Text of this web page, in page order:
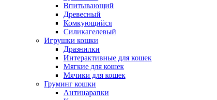
Впитывающий
Древесный
Комкующийся
Силикагелевый
Игрушки кошки
Дразнилки
Интерактивные для кошек
Мягкие для кошек
Мячики для кошек
Груминг кошки
Антицарапки